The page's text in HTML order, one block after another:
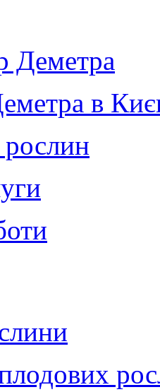
Деметра
в
рослин